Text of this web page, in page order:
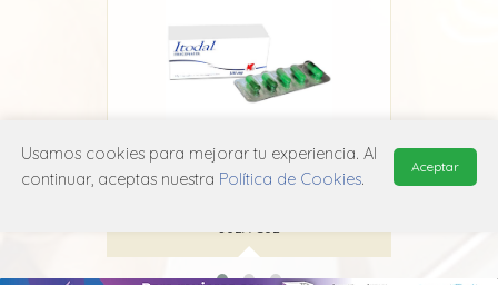
Usamos cookies para mejorar tu experiencia. Al
continuar, aceptas nuestra Política de Cookies.
Aceptar